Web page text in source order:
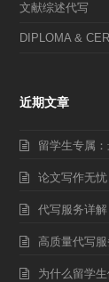
文献综述代写
DIPLOMA &
近期文章
留学生专属
论文写作无
代写服务详
高质量代写
为什么留学